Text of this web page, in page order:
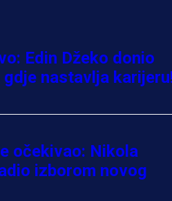
Edin Džeko donio
nastavlja
očekivao: Nikola
izborom novog